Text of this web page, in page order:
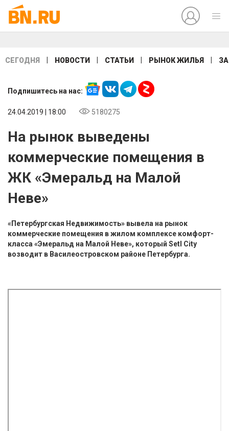
СЕГОДНЯ НОВОСТИ СТАТЬИ РЫНОК ЖИЛЬЯ
Подпишитесь на нас:
24.04.2019 | 18:00 5180275
На рынок выведены
коммерческие помещения в
ЖК «Эмеральд на Малой
Неве»
«Петербургская Недвижимость» вывела на рынок
коммерческие помещения в жилом комплексе комфорт-
класса «Эмеральд на Малой Неве», который Setl City
возводит в Василеостровском районе Петербурга.